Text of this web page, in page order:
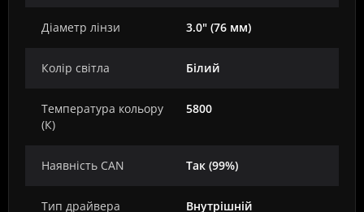
Діаметр лінзи 3.0" (76 мм)
Колір світла Білий
Температура кольору
(К)
5800
Наявність CAN Так (99%)
Тип драйвера Внутрішній